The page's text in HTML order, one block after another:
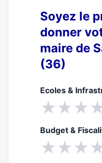
Soyez le
donner
maire de
(36)
Ecoles &
★★★
Budget &
★★★